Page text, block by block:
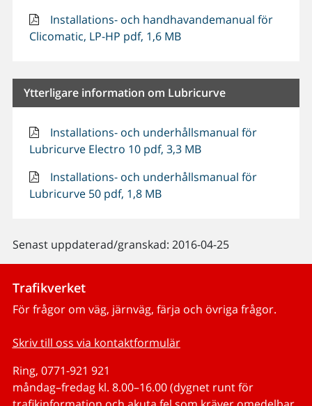
Installations- och handhavandemanual för
Clicomatic, LP-HP pdf, 1,6 MB
Ytterligare information om Lubricurve
Installations- och underhållsmanual för
Lubricurve Electro 10 pdf, 3,3 MB
Installations- och underhållsmanual för
Lubricurve 50 pdf, 1,8 MB
Senast uppdaterad/granskad: 2016-04-25
Trafikverket
För frågor om väg, järnväg, färja och övriga frågor.
Skriv till oss via kontaktformulär
Ring, 0771-921 921
måndag–fredag kl. 8.00–16.00 (dygnet runt för